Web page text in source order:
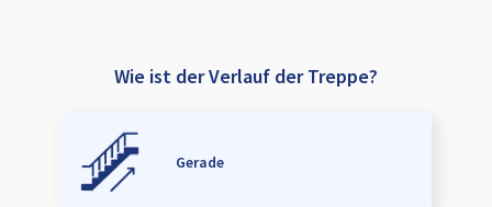
Wie ist der Verlauf der Treppe?
Gerade